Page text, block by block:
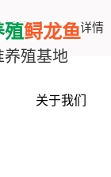
关于我们
殖鲟龙鱼
养殖基地
新闻中心 > 详情